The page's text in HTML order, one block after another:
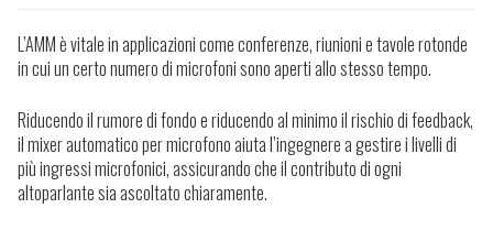
L’AMM è vitale in applicazioni come conferenze, riunioni e tavole rotonde
in cui un certo numero di microfoni sono aperti allo stesso tempo.
Riducendo il rumore di fondo e riducendo al minimo il rischio di feedback,
il mixer automatico per microfono aiuta l’ingegnere a gestire i livelli di
più ingressi microfonici, assicurando che il contributo di ogni
altoparlante sia ascoltato chiaramente.